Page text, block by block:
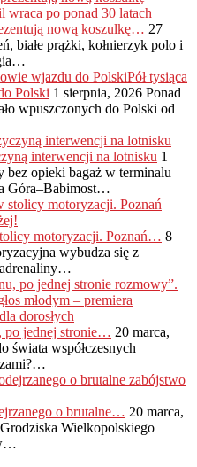
nową koszulkę… 27
białe prążki, kołnierzyk polo i
Pół tysiąca
Polski 1 sierpnia, 2026 Ponad
wpuszczonych do Polski od
interwencji na lotnisku 1
bez opieki bagaż w terminalu
Góra–Babimost…
motoryzacji. Poznań… 8
wybudza się z
adrenaliny…
po jednej stronie… 20 marca,
świata współczesnych
o brutalne… 20 marca,
Wielkopolskiego